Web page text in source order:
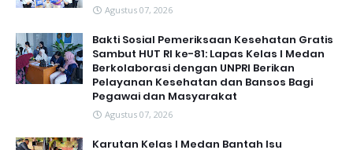
Agustus 07, 2026
Bakti Sosial Pemeriksaan Kesehatan Gratis
Sambut HUT RI ke-81: Lapas Kelas I Medan
Berkolaborasi dengan UNPRI Berikan
Pelayanan Kesehatan dan Bansos Bagi
Pegawai dan Masyarakat
Agustus 07, 2026
Karutan Kelas I Medan Bantah Isu